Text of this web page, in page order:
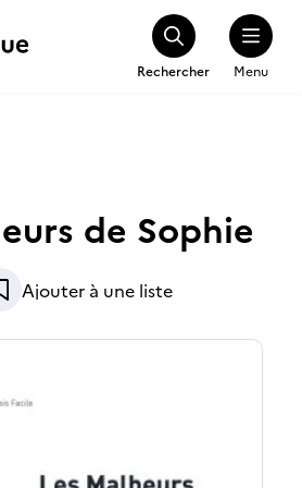
Rechercher Menu
de Sophie
Ajouter à une liste